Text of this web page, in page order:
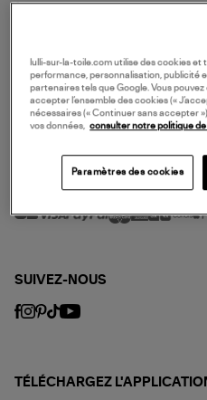
NOS SERVICES
SERVICE CLIENT
MODE DE PAIEMENT
SUIVEZ-NOUS
TÉLÉCHARGEZ
lulli-sur-la-toile.com utilise des cookies et
performance, personnalisation, publicité
partenaires tels que Google. Vous
accepter l’ensemble des cookies («
nécessaires (« Continuer sans accepter
vos données,
consulter notre politique
Paramètres des cookies